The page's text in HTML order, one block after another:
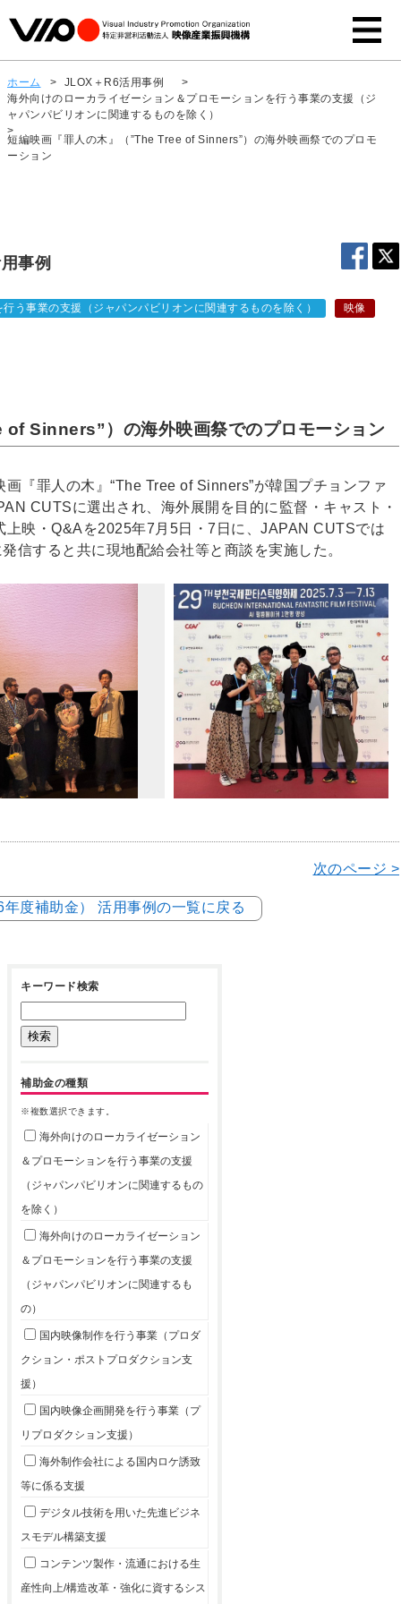
ホーム > JLOX＋R6活用事例
>
海外向けのローカライゼーション＆プロモーションを行う事業の支援（ジ
ャパンパビリオンに関連するものを除く）
>
短編映画『罪人の木』（”The Tree of Sinners”）の海外映画祭でのプロモ
ーション
事例
う事業の支援（ジャパンパビリオンに関連するものを除く） 映像
Sinners”）の海外映画祭でのプロモーション
『罪人の木』“The Tree of Sinners”が韓国プチョンファ
CUTSに選出され、海外展開を目的に監督・キャスト・
映・Q&Aを2025年7月5日・7日に、JAPAN CUTSでは
信すると共に現地配給会社等と商談を実施した。
次のページ >
度補助金） 活用事例の一覧に戻る
キーワード検索
補助金の種類
※複数選択できます。
海外向けのローカライゼーション
＆プロモーションを行う事業の支援
（ジャパンパビリオンに関連するもの
を除く）
海外向けのローカライゼーション
＆プロモーションを行う事業の支援
（ジャパンパビリオンに関連するも
の）
国内映像制作を行う事業（プロダ
クション・ポストプロダクション支
援）
国内映像企画開発を行う事業（プ
リプロダクション支援）
海外制作会社による国内ロケ誘致
等に係る支援
デジタル技術を用いた先進ビジネ
スモデル構築支援
コンテンツ製作・流通における生
産性向上/構造改革・強化に資するシス